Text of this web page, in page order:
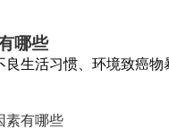
哪些
生活习惯、环境致癌
素有哪些